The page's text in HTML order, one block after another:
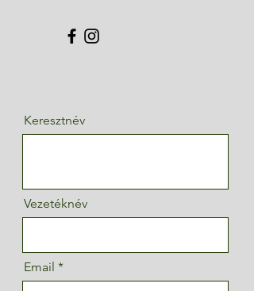
Keresztnév
Vezetéknév
Email